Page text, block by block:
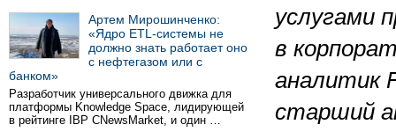
Артем Мирошинченко:
«Ядро ETL-системы не
должно знать работает оно
с нефтегазом или с
банком»
Разработчик универсального движка для
платформы Knowledge Space, лидирующей
в рейтинге IBP CNewsMarket, и один …
услугами
в
аналитик
старший